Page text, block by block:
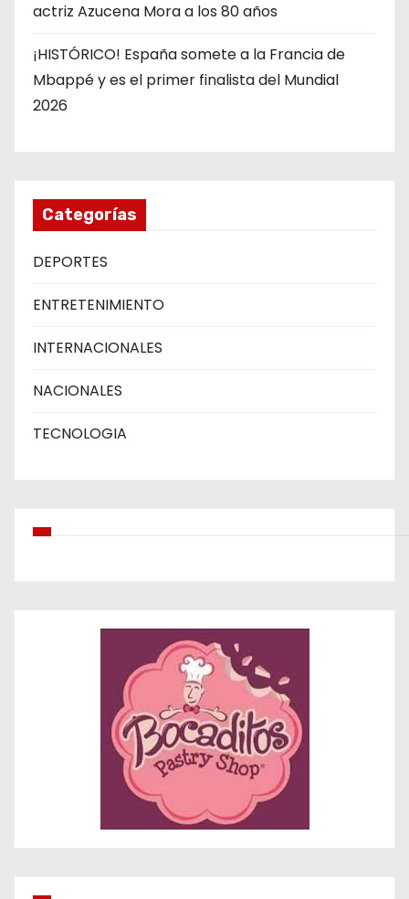
actriz Azucena Mora a los 80 años
¡HISTÓRICO! España somete a la Francia de
Mbappé y es el primer finalista del Mundial
2026
Categorías
DEPORTES
ENTRETENIMIENTO
INTERNACIONALES
NACIONALES
TECNOLOGIA